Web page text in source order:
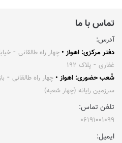
تماس با ما
آدرس:
دفتر مرکزی: اهواز • چهار راه طالقانی ⁃
غفاری ⁃ پلاک ۱۹۲
شُعب حضوری: اهواز • چهار راه طالقانی ⁃
سرزمین رایانه (چهار شعبه)
تلفن تماس:
۰۶۱۹۱۰۰۱۰۹۹
ایمیل: